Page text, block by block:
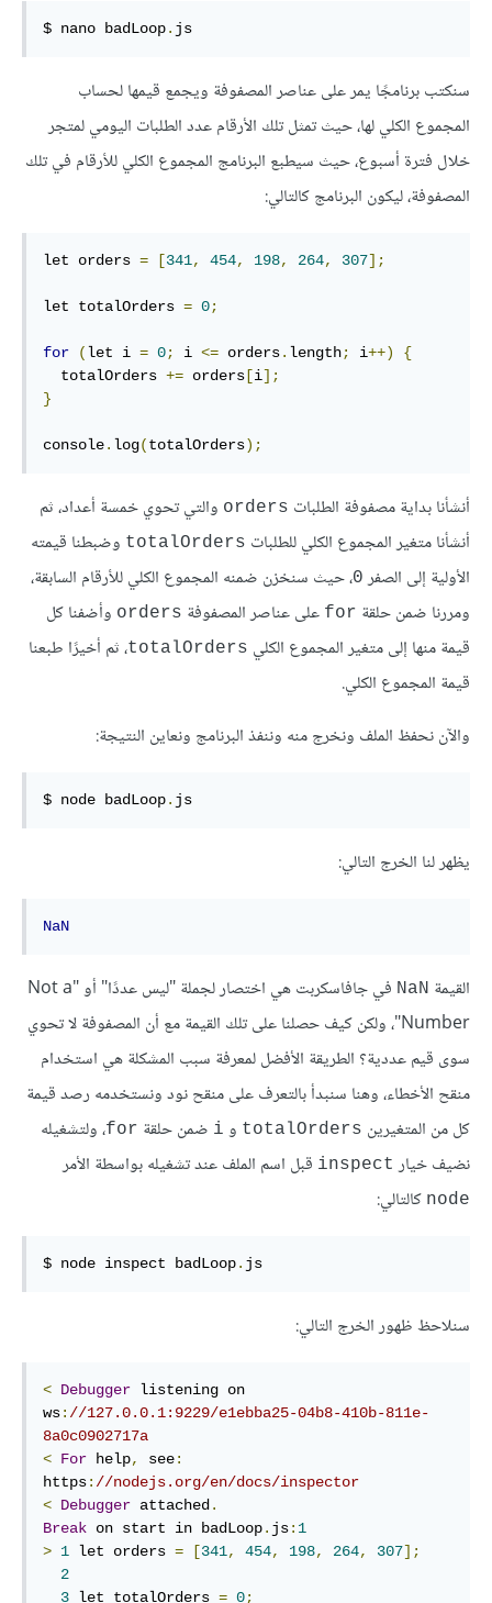
$ nano badLoop. js
سنكتب برنامجًا يمر على عناصر المصفوفة ويجمع قيمها لحساب
المجموع الكلي لها، حيث تمثل تلك الأرقام عدد الطلبات اليومي لمتجر
خلال فترة أسبوع، حيث سيطبع البرنامج المجموع الكلي للأرقام في تلك
المصفوفة، ليكون البرنامج كالتالي:
let orders = [341, 454, 198, 264, 307];
let totalOrders = 0;
for (let i = 0; i <= orders. length; i++)
{
  totalOrders
+= orders [i];
}
console. log(totalOrders);
أنشأنا بداية مصفوفة الطلبات ‎orders‎ والتي تحوي خمسة أعداد، ثم
أنشأنا متغير المجموع الكلي للطلبات ‎totalOrders‎ وضبطنا قيمته
الأولية إلى الصفر ‎0‎، حيث سنخزن ضمنه المجموع الكلي للأرقام السابقة،
ومررنا ضمن حلقة ‎for‎ على عناصر المصفوفة ‎orders‎ وأضفنا كل
قيمة منها إلى متغير المجموع الكلي ‎totalOrders‎، ثم أخيرًا طبعنا
قيمة المجموع الكلي.
والآن نحفظ الملف ونخرج منه وننفذ البرنامج ونعاين النتيجة:
$ node badLoop. js
يظهر لنا الخرج التالي:
NaN
القيمة ‎NaN‎
في جافاسكربت هي اختصار لجملة "ليس عددًا" أو "Not a
Number"، ولكن كيف حصلنا على تلك القيمة مع أن المصفوفة لا تحوي
سوى قيم عددية؟ الطريقة الأفضل لمعرفة سبب المشكلة هي استخدام
منقح الأخطاء، وهنا سنبدأ بالتعرف على منقح نود ونستخدمه رصد قيمة
كل من المتغيرين ‎totalOrders‎ و ‎i‎ ضمن حلقة ‎for‎، ولتشغيله
نضيف خيار ‎inspect‎ قبل اسم الملف عند تشغيله بواسطة الأمر
‎node‎ كالتالي:
$ node inspect badLoop. js
سنلاحظ ظهور الخرج التالي:
< Debugger listening on
ws: //127.0.0.1:9229/e1ebba25-04b8-410b-811e-
8a0c0902717a
< For help, see:
https: //nodejs.org/en/docs/inspector
< Debugger attached.
Break on start in badLoop. js: 1
> 1 let orders = [341, 454, 198, 264, 307];
2
3 let totalOrders = 0;